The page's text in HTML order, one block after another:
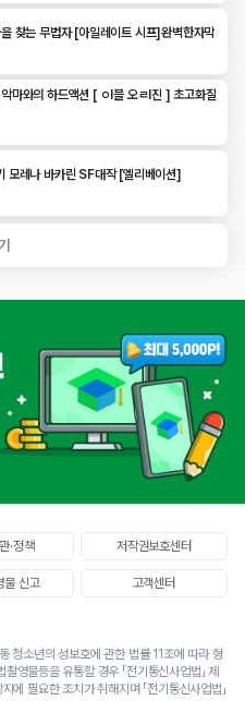
찾는 무법자 [아일레이트 시프]완벽한자막
마와의 하드액션 [ ㅇI블 오ㄹI진 ] 초고화질
모레나 바카린 SF대작 [엘리베이션]
·정책 저작권보호센터
물 신고 고객센터
-1962호 저작권·청소년·정보보호 책임자
객센터 :1551-5772
청소년의 성보호에 관한 법률 11조에 따라 형
영물등을 유통할 경우 「전기통신사업법」 제
필요한 조치가 취해지며 「전기통신사업법」